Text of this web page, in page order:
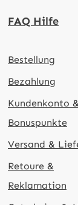
FAQ Hilfe
Bestellung
Bezahlung
Kundenkonto &
Bonuspunkte
Versand &
Retoure &
Reklamation